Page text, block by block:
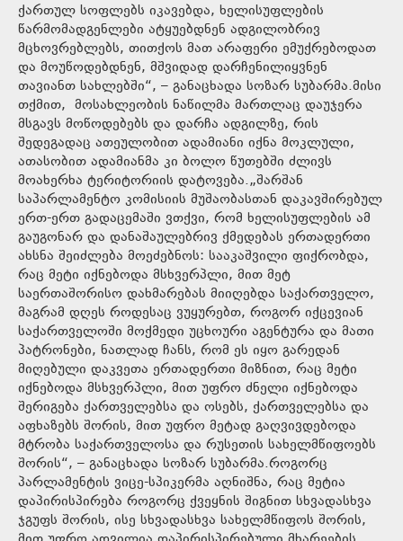
ქართულ სოფლებს იკავებდა, ხელისუფლების
წარმომადგენლები ატყუებდნენ ადგილობრივ
მცხოვრებლებს, თითქოს მათ არაფერი ემუქრებოდათ
და მოუწოდებდნენ, მშვიდად დარჩენილიყვნენ
თავიანთ სახლებში“, – განაცხადა სოზარ სუბარმა.მისი
თქმით, მოსახლეობის ნაწილმა მართლაც დაუჯერა
მსგავს მოწოდებებს და დარჩა ადგილზე, რის
შედეგადაც ათეულობით ადამიანი იქნა მოკლული,
ათასობით ადამიანმა კი ბოლო წუთებში ძლივს
მოახერხა ტერიტორიის დატოვება.„შარშან
საპარლამენტო კომისიის მუშაობასთან დაკავშირებულ
ერთ-ერთ გადაცემაში ვთქვი, რომ ხელისუფლების ამ
გაუგონარ და დანაშაულებრივ ქმედებას ერთადერთი
ახსნა შეიძლება მოეძებნოს: სააკაშვილი ფიქრობდა,
რაც მეტი იქნებოდა მსხვერპლი, მით მეტ
საერთაშორისო დახმარებას მიიღებდა საქართველო,
მაგრამ დღეს როდესაც ვუყურებთ, როგორ იქცევიან
საქართველოში მოქმედი უცხოური აგენტურა და მათი
პატრონები, ნათლად ჩანს, რომ ეს იყო გარედან
მიღებული დაკვეთა ერთადერთი მიზნით, რაც მეტი
იქნებოდა მსხვერპლი, მით უფრო ძნელი იქნებოდა
შერიგება ქართველებსა და ოსებს, ქართველებსა და
აფხაზებს შორის, მით უფრო მეტად გაღვივდებოდა
მტრობა საქართველოსა და რუსეთის სახელმწიფოებს
შორის“, – განაცხადა სოზარ სუბარმა.როგორც
პარლამენტის ვიცე-სპიკერმა აღნიშნა, რაც მეტია
დაპირისპირება როგორც ქვეყნის შიგნით სხვადასხვა
ჯგუფს შორის, ისე სხვადასხვა სახელმწიფოს შორის,